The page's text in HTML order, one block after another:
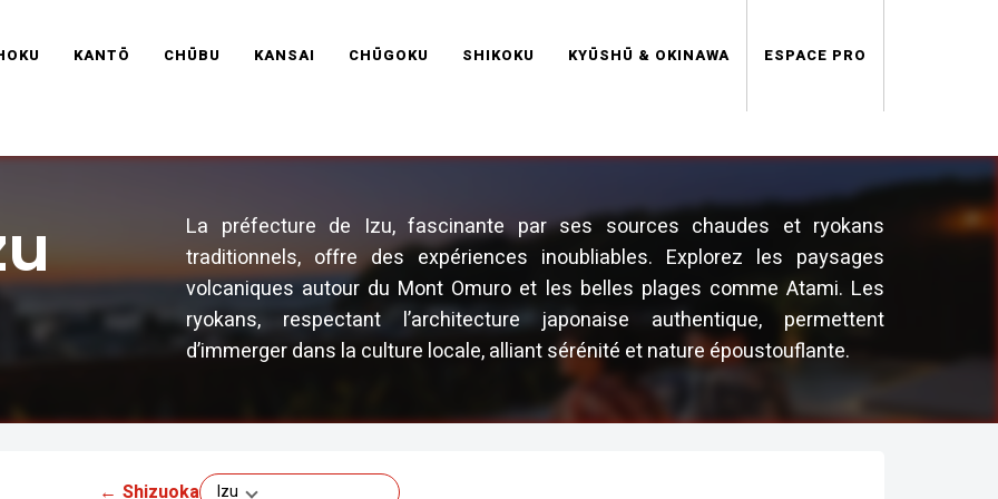
FRANCE
KANTŌ CHŪBU KANSAI CHŪGOKU SHIKOKU KYŪSHŪ & OKINAWA ESPACE PRO
La préfecture de Izu, fascinante par ses sources chaudes et ryokans
traditionnels, offre des expériences inoubliables. Explorez les paysages
volcaniques autour du Mont Omuro et les belles plages comme Atami. Les
ryokans, respectant l’architecture japonaise authentique, permettent
d’immerger dans la culture locale, alliant sérénité et nature époustouflante.
← Shizuoka
Izu